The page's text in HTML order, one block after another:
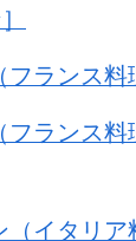
フランス料
フランス
（イタリ